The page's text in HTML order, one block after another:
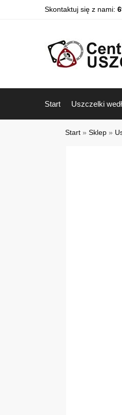
Skontaktuj się z nami:
Start Uszczelki
Start » Sklep »